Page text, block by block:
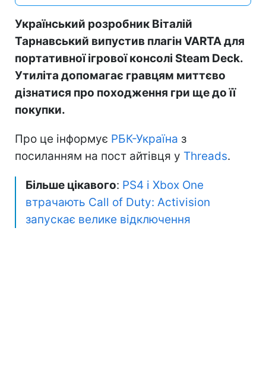
Український розробник Віталій
Тарнавський випустив плагін VARTA для
портативної ігрової консолі Steam Deck.
Утиліта допомагає гравцям миттєво
дізнатися про походження гри ще до її
покупки.
Про це інформує РБК-Україна з
посиланням на пост айтівця у Threads.
Більше цікавого: PS4 і Xbox One
втрачають Call of Duty: Activision
запускає велике відключення